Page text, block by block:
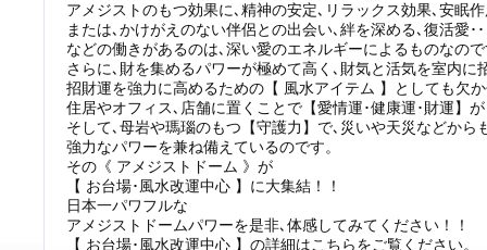
アメジストのもつ効果に､精神の安定､リラックス効果､安眠作
または､かけがえのない伴侶との出会い､絆を深める､復活愛･･
などの働きがあるのは､深い愛のエネルギーによるものなの
さらに､財を集めるパワーが極めて高く､財気と活気を室内に
招財運を強力に高めるための【 風水アイテム 】としても欠
住居やオフィス､店舗に置くことで【愛情運･健康運･財運】
そして､母岩や瑪瑙のもつ【守護力】で､災いや天災などから
強力なパワーを兼ね備えているのです。
その《 アメジストドーム 》が
【 お台場･風水改運中心 】に大集結！！
日本一パワフルな
アメジストドームパワーを是非､体感してみてください！！
【 お台場･風水改運中心 】の詳細はこちらをご覧ください。